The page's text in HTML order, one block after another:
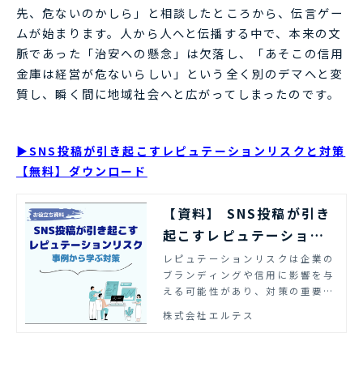
先、危ないのかしら」と相談したところから、伝言ゲー
ムが始まります。人から人へと伝播する中で、本来の文
脈であった「治安への懸念」は欠落し、「あそこの信用
金庫は経営が危ないらしい」という全く別のデマへと変
質し、瞬く間に地域社会へと広がってしまったのです。
▶SNS投稿が引き起こすレピュテーションリスクと対策
【無料】ダウンロード
【資料】 SNS投稿が引き
起こすレピュテーション
リスクと対策 | エルテス
レピュテーションリスクは企業の
ブランディングや信用に影響を与
える可能性があり、対策の重要性
S投稿が引き起こすレピュテーシ
株式会社エルテス